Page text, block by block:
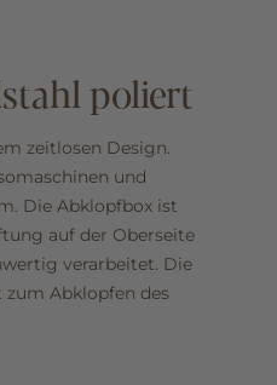
poliert
zeitlosen Design.
und
Die Abklopfbox ist
auf der Oberseite
verarbeitet. Die
Abklopfen des